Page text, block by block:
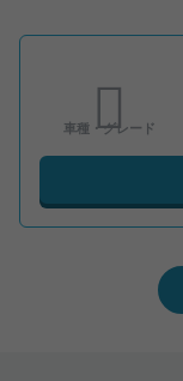
車種・グレード